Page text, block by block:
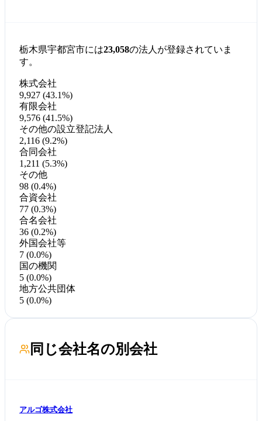
栃木県宇都宮市には23,058の法人が登録されていま
す。
株式会社
9,927 (43.1%)
有限会社
9,576 (41.5%)
その他の設立登記法人
2,116 (9.2%)
合同会社
1,211 (5.3%)
その他
98 (0.4%)
合資会社
77 (0.3%)
合名会社
36 (0.2%)
外国会社等
7 (0.0%)
国の機関
5 (0.0%)
地方公共団体
5 (0.0%)
同じ会社名の別会社
アルゴ株式会社